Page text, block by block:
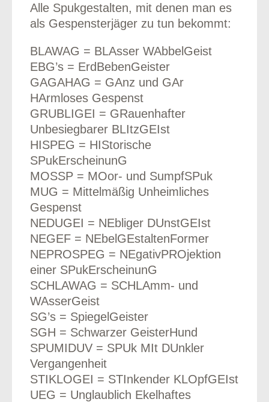
Alle Spukgestalten, mit denen man es
als Gespensterjäger zu tun bekommt:
BLAWAG = BLAsser WAbbelGeist
EBG’s = ErdBebenGeister
GAGAHAG = GAnz und GAr
HArmloses Gespenst
GRUBLIGEI = GRauenhafter
Unbesiegbarer BLItzGEIst
HISPEG = HIStorische
SPukErscheinunG
MOSSP = MOor- und SumpfSPuk
MUG = Mittelmäßig Unheimliches
Gespenst
NEDUGEI = NEbliger DUnstGEIst
NEGEF = NEbelGEstaltenFormer
NEPROSPEG = NEgativPROjektion
einer SPukErscheinunG
SCHLAWAG = SCHLAmm- und
WAsserGeist
SG’s = SpiegelGeister
SGH = Schwarzer GeisterHund
SPUMIDUV = SPUk MIt DUnkler
Vergangenheit
STIKLOGEI = STInkender KLOpfGEIst
UEG = Unglaublich Ekelhaftes